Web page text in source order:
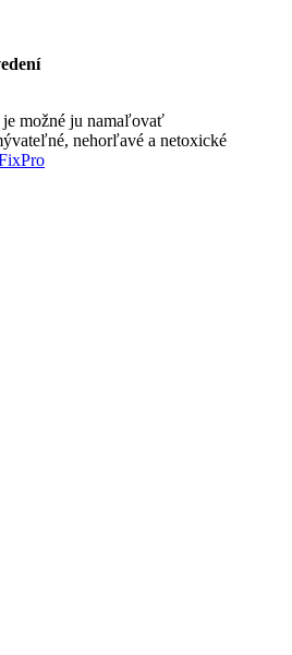
je možné ju namaľovať
nehorľavé a netoxické